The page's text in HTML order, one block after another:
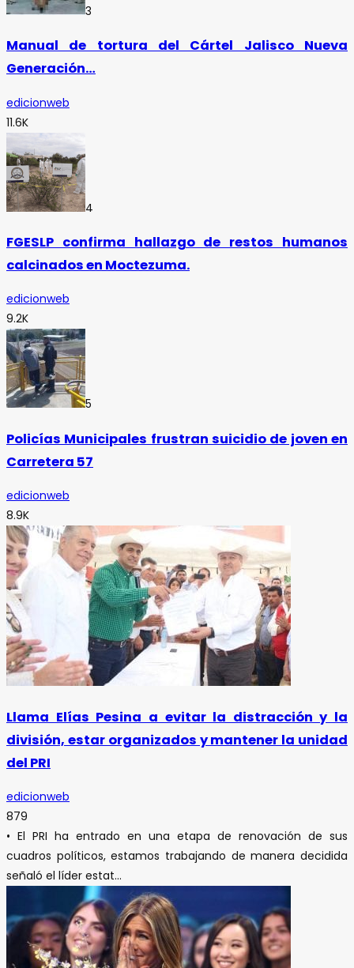
3
Manual de tortura del Cártel Jalisco Nueva
Generación…
edicionweb
11.6K
4
FGESLP confirma hallazgo de restos humanos
calcinados en Moctezuma.
edicionweb
9.2K
5
Policías Municipales frustran suicidio de joven en
Carretera 57
edicionweb
8.9K
Llama Elías Pesina a evitar la distracción y la
división, estar organizados y mantener la unidad
del PRI
edicionweb
879
• El PRI ha entrado en una etapa de renovación de sus
cuadros políticos, estamos trabajando de manera decidida
señaló el líder estat...